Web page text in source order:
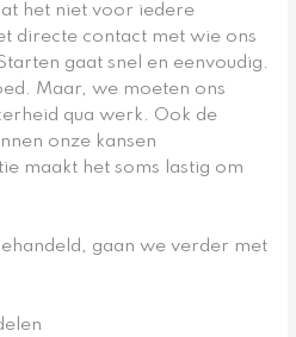
het niet voor iedere
directe contact met wie ons
gaat snel en eenvoudig.
Maar, we moeten ons
qua werk. Ook de
onze kansen
maakt het soms lastig om
gaan we verder met